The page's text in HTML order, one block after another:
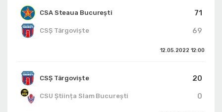
CSA Steaua București
71
69
CSȘ Târgoviște
12.05.2022 12:00
CSȘ Târgoviște
20
0
CSU Știința Slam București